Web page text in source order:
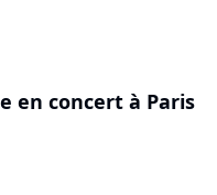
en concert à Paris